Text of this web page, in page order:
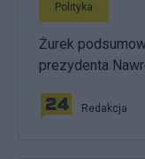
Polityka
Żurek
prezydenta
Redakcja